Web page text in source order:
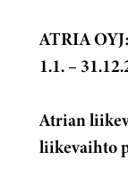
ATRIA
1.1. –
Atrian
liikevaihto